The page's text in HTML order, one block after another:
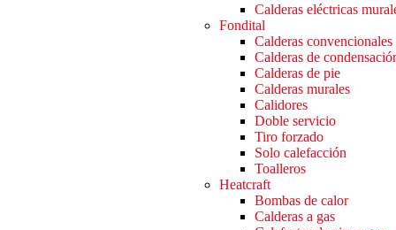
Calderas eléctricas
Fondital
Calderas convencionales
Calderas de
Calderas de pie
Calderas murales
Calidores
Doble servicio
Tiro forzado
Solo calefacción
Toalleros
Heatcraft
Bombas de calor
Calderas a gas